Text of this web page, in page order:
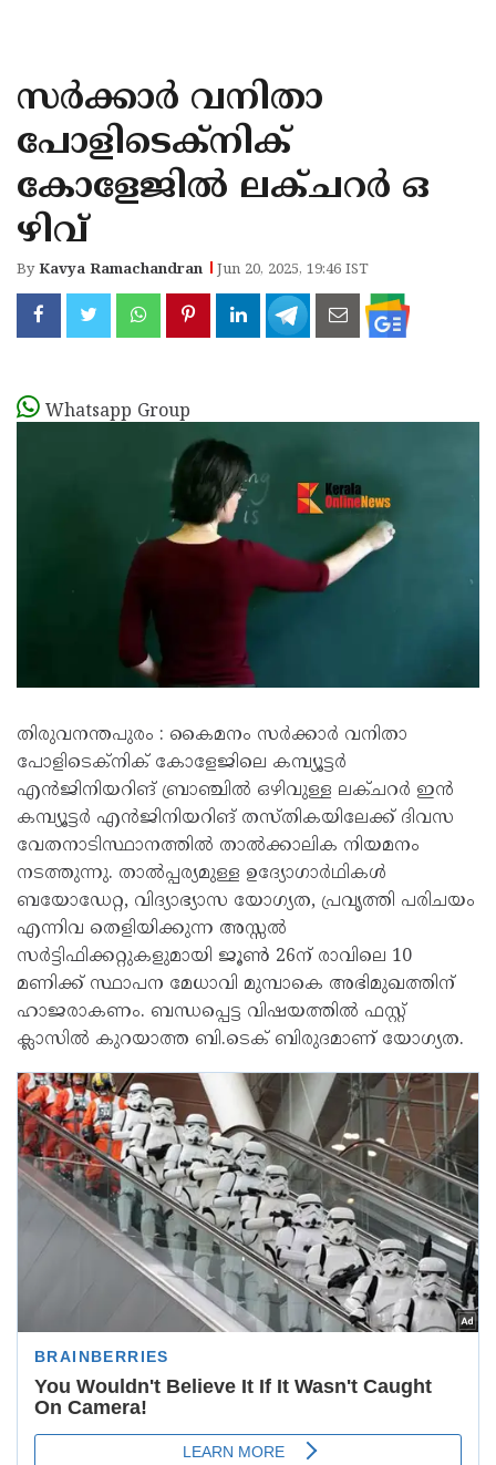
KANNUR
KASARAGOD
സർക്കാർ വനിതാ
പോളിടെക്നിക്
കോളേജിൽ ലക്ചറർ ഒ
ഴിവ്
ByKavya Ramachandran Jun 20, 2025, 19:46 IST
Whatsapp Group
തിരുവനന്തപുരം : കൈമനം സർക്കാർ വനിതാ
പോളിടെക്നിക് കോളേജിലെ കമ്പ്യൂട്ടർ
എൻജിനിയറിങ് ബ്രാഞ്ചിൽ ഒഴിവുള്ള ലക്ചറർ ഇൻ
കമ്പ്യൂട്ടർ എൻജിനിയറിങ് തസ്തികയിലേക്ക് ദിവസ
വേതനാടിസ്ഥാനത്തിൽ താൽക്കാലിക നിയമനം
നടത്തുന്നു. താൽപ്പര്യമുള്ള ഉദ്യോഗാർഥികൾ
ബയോഡേറ്റ, വിദ്യാഭ്യാസ യോഗ്യത, പ്രവൃത്തി പരിചയം
എന്നിവ തെളിയിക്കുന്ന അസ്സൽ
സർട്ടിഫിക്കറ്റുകളുമായി ജൂൺ 26ന് രാവിലെ 10
മണിക്ക് സ്ഥാപന മേധാവി മുമ്പാകെ അഭിമുഖത്തിന്
ഹാജരാകണം. ബന്ധപ്പെട്ട വിഷയത്തിൽ ഫസ്റ്റ്
ക്ലാസിൽ കുറയാത്ത ബി.ടെക് ബിരുദമാണ് യോഗ്യത.